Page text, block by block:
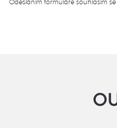
Odesláním formuláře souhlasím se